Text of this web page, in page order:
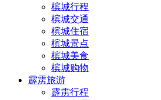
槟城行程
槟城交通
槟城住宿
槟城景点
槟城美食
槟城购物
霹雳旅游
霹雳行程